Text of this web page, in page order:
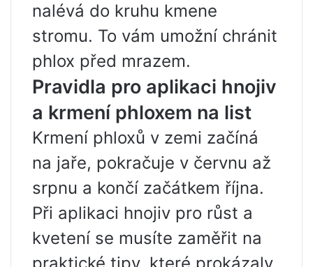
nalévá do kruhu kmene
stromu. To vám umožní chránit
phlox před mrazem.
Pravidla pro aplikaci hnojiv
a krmení phloxem na list
Krmení phloxů v zemi začíná
na jaře, pokračuje v červnu až
srpnu a končí začátkem října.
Při aplikaci hnojiv pro růst a
kvetení se musíte zaměřit na